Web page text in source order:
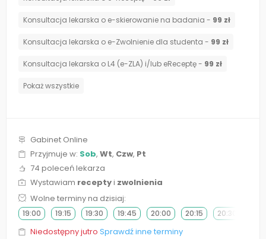
Konsultacja lekarska o e-skierowanie na badania - 99 zł
Konsultacja lekarska o e-Zwolnienie dla studenta - 99 zł
Konsultacja lekarska o L4 (e-ZLA) i/lub eReceptę - 99 zł
Pokaż wszystkie
Gabinet Online
Przyjmuje w: Sob, Wt, Czw, Pt
74 poleceń lekarza
Wystawiam receptyi zwolnienia
Wolne terminy na dzisiaj:
19:00 19:15 19:30 19:45 20:00 20:15 20:30
Niedostępny jutro Sprawdź inne terminy